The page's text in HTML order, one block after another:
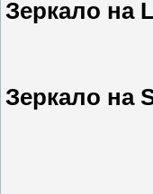
Зеркало на
Зеркало на